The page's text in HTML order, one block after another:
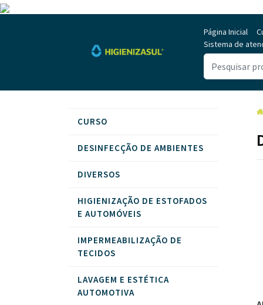
Página Inicial
Sistema de
CURSO
DESINFECÇÃO DE AMBIENTES
DIVERSOS
HIGIENIZAÇÃO DE ESTOFADOS
E AUTOMÓVEIS
IMPERMEABILIZAÇÃO DE
TECIDOS
LAVAGEM E ESTÉTICA
AUTOMOTIVA